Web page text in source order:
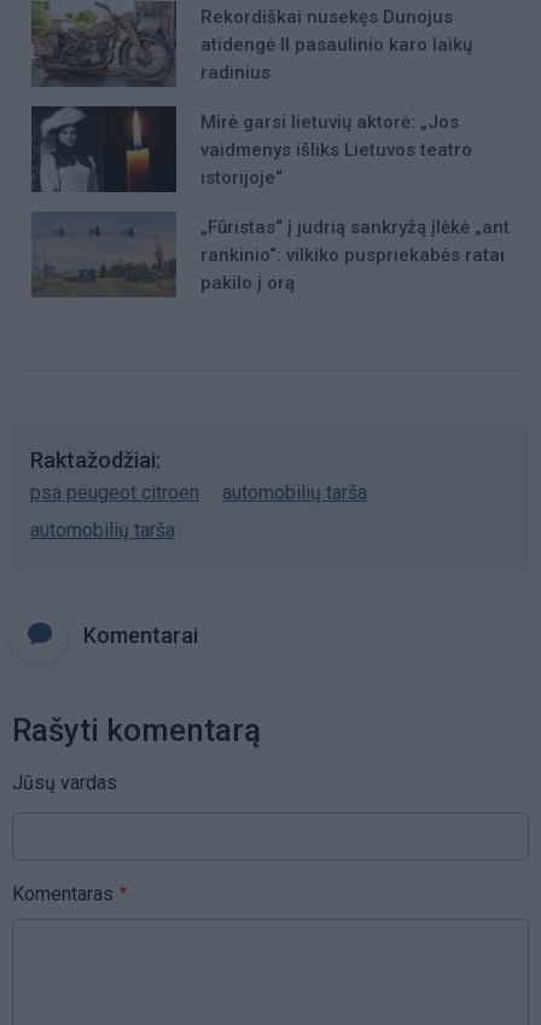
Rekordiškai nusekęs Dunojus
atidengė II pasaulinio karo laikų
radinius
Mirė garsi lietuvių aktorė: „Jos
vaidmenys išliks Lietuvos teatro
istorijoje“
„Fūristas“ į judrią sankryžą įlėkė „ant
rankinio“: vilkiko puspriekabės ratai
pakilo į orą
Raktažodžiai
psa peugeot citroen
automobilių tarša
automobilių tarša
Komentarai
Rašyti komentarą
Jūsų vardas
Komentaras